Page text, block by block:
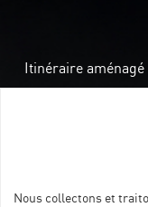
Itinéraire
Val Eyrieux, du Pays
Nous collectons et